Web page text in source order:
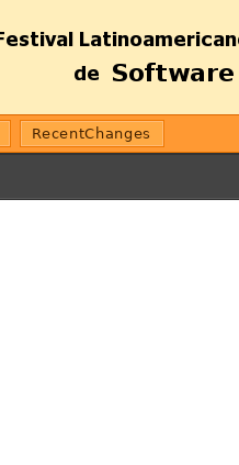
RecentChanges